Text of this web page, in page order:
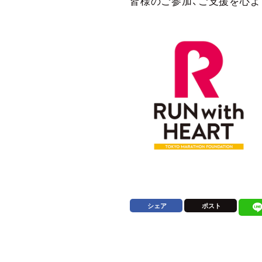
シェア ポスト